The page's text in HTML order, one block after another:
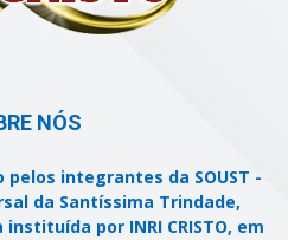
NÓS
integrantes da SOUST -
da Santíssima Trindade,
por INRI CRISTO, em